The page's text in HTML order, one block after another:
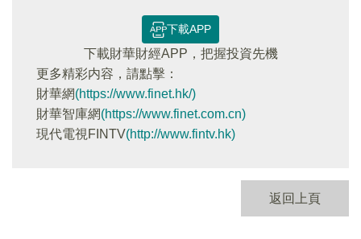
下載APP
下載財華財經APP，把握投資先機
更多精彩内容，請點擊：
財華網(https://www.finet.hk/)
財華智庫網(https://www.finet.com.cn)
現代電視FINTV(http://www.fintv.hk)
返回上頁